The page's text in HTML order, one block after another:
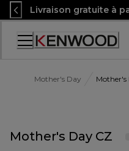
Skip
to
Content
Livraison gratuite à
Accessibility
Mother's Day Mother's
Mother's Day CZ